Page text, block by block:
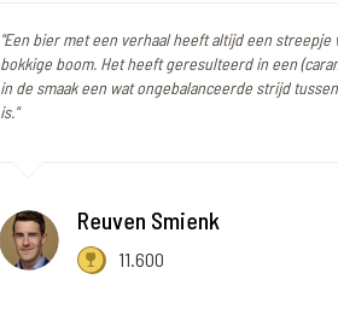
"Een bier met een verhaal heeft altijd een streepje
bokkige boom. Het heeft geresulteerd in een
in de smaak een wat ongebalanceerde strijd
is."
Reuven Smienk
11.600